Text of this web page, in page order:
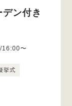
ン付き
16:00〜
挙式